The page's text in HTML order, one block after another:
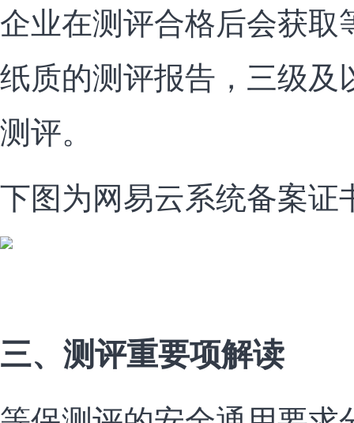
企业在测评合格后会获取
纸质的测评报告，三级及
测评。
下图为网易云系统备案证
三、测评重要项解读